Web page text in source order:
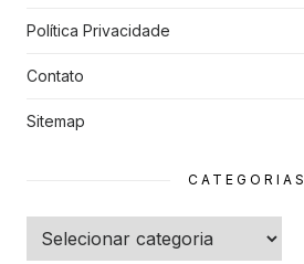
Política Privacidade
Contato
Sitemap
CATEGORIAS
Categorias